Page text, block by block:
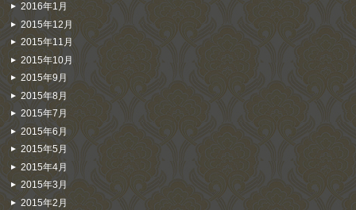
2016年1月
2015年12月
2015年11月
2015年10月
2015年9月
2015年8月
2015年7月
2015年6月
2015年5月
2015年4月
2015年3月
2015年2月